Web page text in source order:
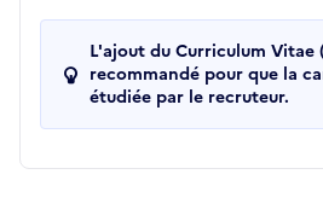
L'ajout du Curriculum
recommandé pour que la
étudiée par le recruteur.